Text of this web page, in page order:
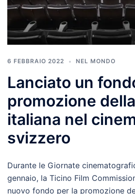
6 FEBBRAIO 2022 NEL MONDO
Lanciato un
promozione
italiana nel
svizzero
Durante le Giornate
gennaio, la Ticino Film
nuovo fondo per la promozione